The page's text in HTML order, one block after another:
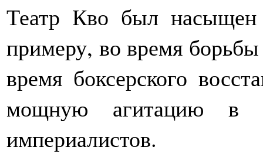
Театр Кво был
примеру, во время
время боксерского
мощную агитацию в
империалистов.